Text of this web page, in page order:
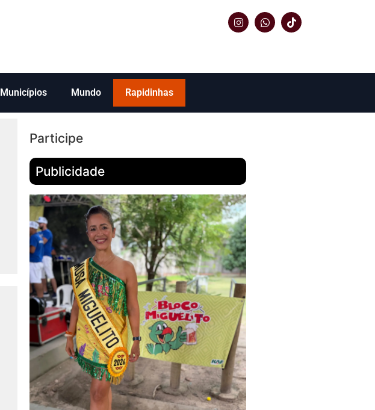
Municípios Mundo Rapidinhas
Participe
Publicidade